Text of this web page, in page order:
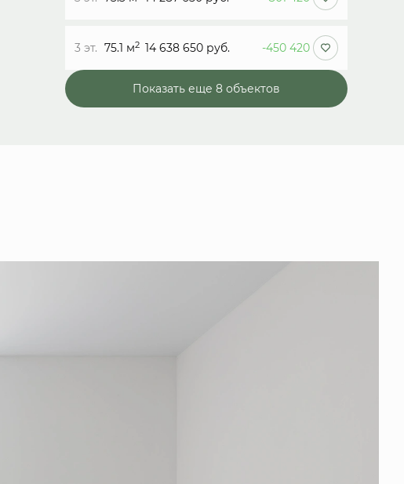
3 эт. 75.1 м2 14 638 650 руб. -450 420
Показать еще 8 объектов